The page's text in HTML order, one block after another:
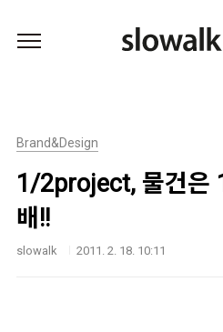
Brand&Design
1/2project, 물건은
배!!
slowalk 2011. 2. 18. 10:11